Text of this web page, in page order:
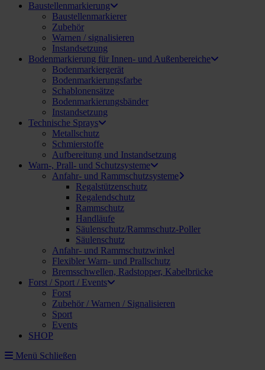
Baustellenmarkierung
Baustellenmarkierer
Zubehör
Warnen / signalisieren
Instandsetzung
Bodenmarkierung für Innen- und Außenbereiche
Bodenmarkiergerät
Bodenmarkierungsfarbe
Schablonensätze
Bodenmarkierungsbänder
Instandsetzung
Technische Sprays
Metallschutz
Schmierstoffe
Aufbereitung und Instandsetzung
Warn-, Prall- und Schutzsysteme
Anfahr- und Rammschutzsysteme
Regalstützenschutz
Regalendschutz
Rammschutz
Handläufe
Säulenschutz/Rammschutz-Poller
Säulenschutz
Anfahr- und Rammschutzwinkel
Flexibler Warn- und Prallschutz
Bremsschwellen, Radstopper, Kabelbrücke
Forst / Sport / Events
Forst
Zubehör / Warnen / Signalisieren
Sport
Events
SHOP
Menü Schließen